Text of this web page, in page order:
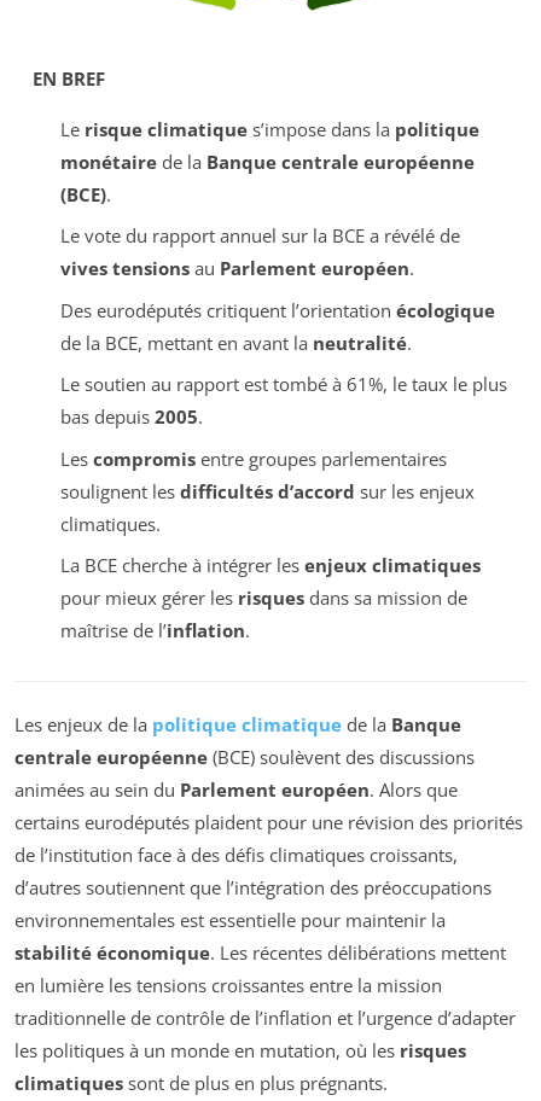
EN BREF
Le risque climatiques’impose dans la politique
monétairede la Banque centrale européenne
(BCE).
Le vote du rapport annuel sur la BCE a révélé de
vives tensionsau Parlement européen.
Des eurodéputés critiquent l’orientation écologique
de la BCE, mettant en avant la neutralité.
Le soutien au rapport est tombé à 61%, le taux le plus
bas depuis 2005.
Les compromisentre groupes parlementaires
soulignent les difficultés d’accord sur les enjeux
climatiques.
La BCE cherche à intégrer les enjeux climatiques
pour mieux gérer les risquesdans sa mission de
maîtrise de l’inflation.
Les enjeux de la politique climatique de la Banque
centrale européenne (BCE) soulèvent des discussions
animées au sein du Parlement européen. Alors que
certains eurodéputés plaident pour une révision des priorités
de l’institution face à des défis climatiques croissants,
d’autres soutiennent que l’intégration des préoccupations
environnementales est essentielle pour maintenir la
stabilité économique. Les récentes délibérations mettent
en lumière les tensions croissantes entre la mission
traditionnelle de contrôle de l’inflation et l’urgence d’adapter
les politiques à un monde en mutation, où les risques
climatiques sont de plus en plus prégnants.